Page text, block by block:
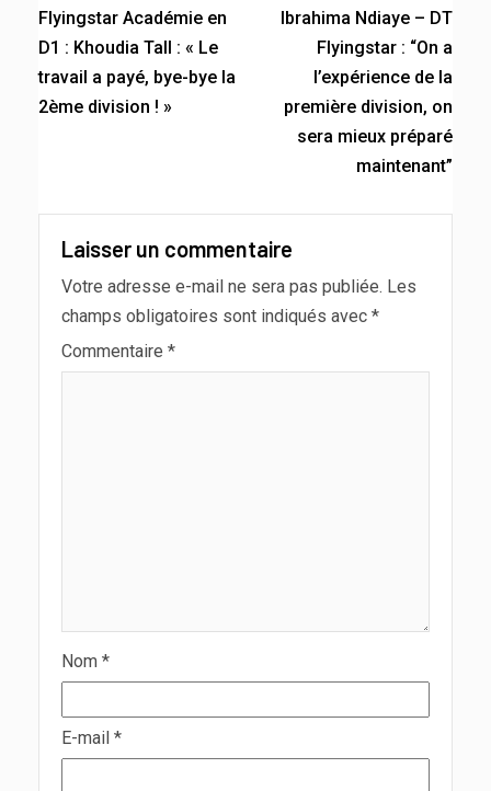
Flyingstar Académie en
D1 : Khoudia Tall : « Le
travail a payé, bye-bye la
2ème division ! »
Ibrahima Ndiaye – DT
Flyingstar : “On a
l’expérience de la
première division, on
sera mieux préparé
maintenant”
Laisser un commentaire
Votre adresse e-mail ne sera pas publiée. Les
champs obligatoires sont indiqués avec *
Commentaire *
Nom *
E-mail *